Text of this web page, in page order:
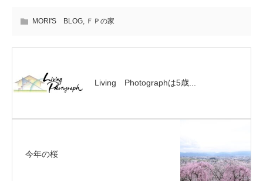
MORI'S BLOG, ＦＰの家
Living Photographは5歳...
今年の桜